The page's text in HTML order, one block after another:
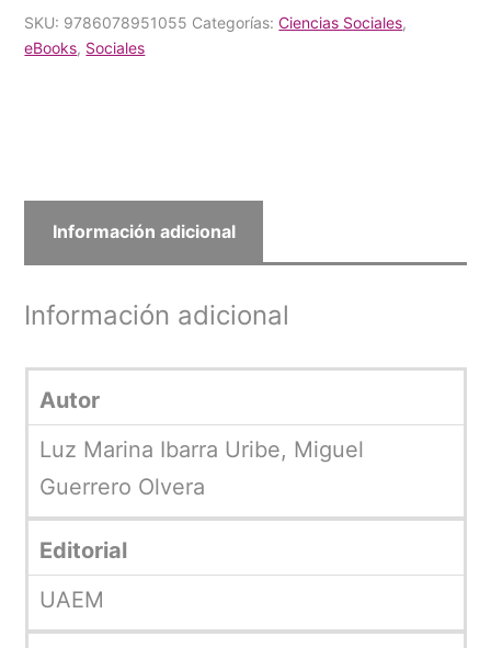
SKU: 9786078951055 Categorías:Ciencias Sociales,
eBooks, Sociales
Información adicional
Información adicional
Autor
Luz Marina Ibarra Uribe, Miguel
Guerrero Olvera
Editorial
UAEM